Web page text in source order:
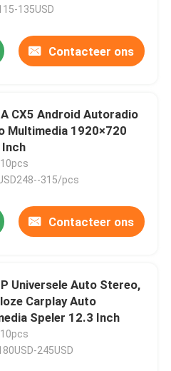
135USD
Contacteer ons
CX5 Android Autoradio
Multimedia 1920×720
315/pcs
Contacteer ons
Universele Auto Stereo,
Carplay Auto
Speler 12.3 Inch
245USD